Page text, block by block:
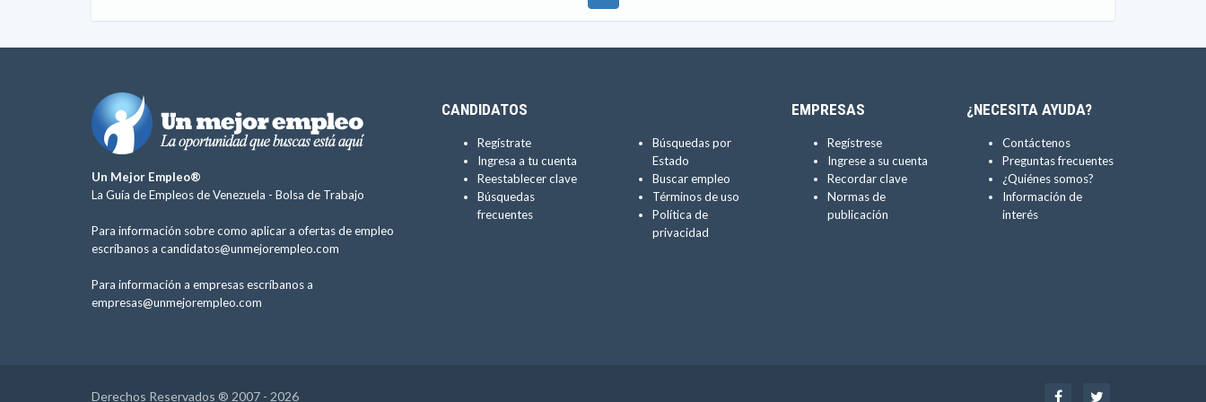
Un Mejor Empleo®
La Guía de Empleos de Venezuela - Bolsa de Trabajo
Para información sobre como aplicar a ofertas de empleo
escríbanos a candidatos@unmejorempleo.com
Para información a empresas escríbanos a
empresas@unmejorempleo.com
CANDIDATOS
Regístrate
Ingresa a tu cuenta
Reestablecer clave
Búsquedas
frecuentes
Búsquedas por
Estado
Buscar empleo
Términos de uso
Política de
privacidad
EMPRESAS
Regístrese
Ingrese a su cuenta
Recordar clave
Normas de
publicación
¿NECESITA AYUDA?
Contáctenos
Preguntas frecuentes
¿Quiénes somos?
Información de
interés
Derechos Reservados ® 2007 - 2026 FacebookTwitter